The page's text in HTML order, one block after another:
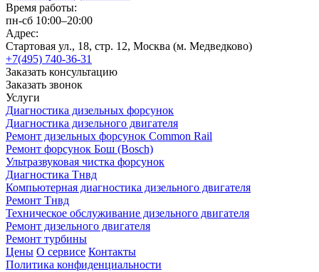
Время работы:
пн-сб 10:00–20:00
Адрес:
Стартовая ул., 18, стр. 12, Москва (м. Медведково)
+7(495) 740-36-31
Заказать консультацию
Заказать звонок
Услуги
Диагностика дизельных форсунок
Диагностика дизельного двигателя
Ремонт дизельных форсунок Common Rail
Ремонт форсунок Бош (Bosch)
Ультразвуковая чистка форсунок
Диагностика Тнвд
Компьютерная диагностика дизельного двигателя
Ремонт Тнвд
Техническое обслуживание дизельного двигателя
Ремонт дизельного двигателя
Ремонт турбины
Цены О сервисе Контакты
Политика конфиденциальности